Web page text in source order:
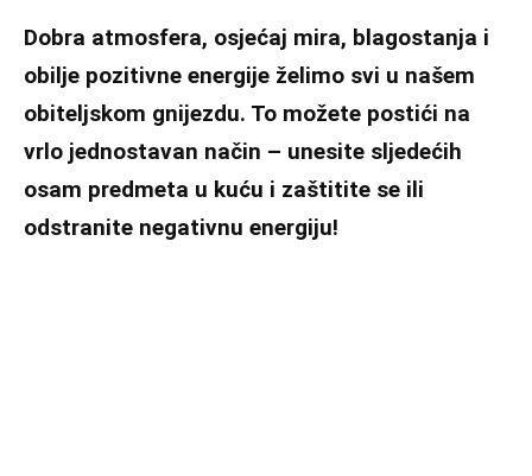
Dobra atmosfera, osjećaj mira, blagostanja i
obilje pozitivne energije želimo svi u našem
obiteljskom gnijezdu. To možete postići na
vrlo jednostavan način – unesite sljedećih
osam predmeta u kuću i zaštitite se ili
odstranite negativnu energiju!